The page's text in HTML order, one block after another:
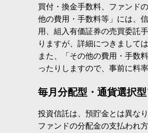
買付・換金手数料、ファンド
他の費用・手数料等」には、
用、組入有価証券の売買委託
りますが、詳細につきまして
また、「その他の費用・手数
ったりしますので、事前に料
毎月分配型・通貨選択
投資信託は、預貯金とは異な
ファンドの分配金の支払われ